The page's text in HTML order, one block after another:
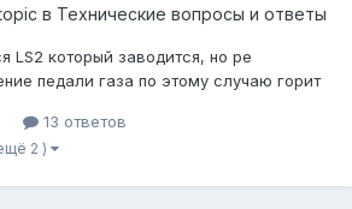
в Технические вопросы и ответы
LS2 который заводится, но ре
педали газа по этому случаю горит
дроссельная заслонка - педаль газа -
виновника иду методом
13 ответов
2 )